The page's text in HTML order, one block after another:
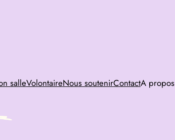
salleVolontaireNous soutenirContactA propos